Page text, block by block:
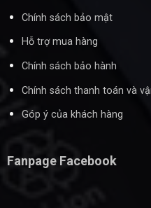
Chính sách bảo mật
Hỗ trợ mua hàng
Chính sách bảo hành
Chính sách thanh toán và
Góp ý của khách hàng
Fanpage Facebook